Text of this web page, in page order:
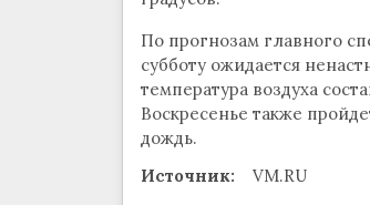
По прогнозам главного
субботу ожидается
температура воздуха
Воскресенье также
дождь.
Источник:
VM.RU